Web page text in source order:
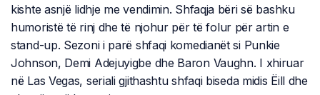
kishte asnjë lidhje me vendimin. Shfaqja bëri së bashku
humoristë të rinj dhe të njohur për të folur për artin e
stand-up. Sezoni i parë shfaqi komedianët si Punkie
Johnson, Demi Adejuyigbe dhe Baron Vaughn. I xhiruar
në Las Vegas, seriali gjithashtu shfaqi biseda midis Ëill dhe